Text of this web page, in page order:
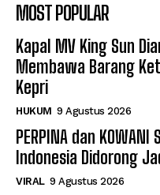
MOST POPULAR
Kapal MV King Sun
Membawa Barang
Kepri
HUKUM 9 Agustus 2026
PERPINA dan
Indonesia Didorong
VIRAL 9 Agustus 2026